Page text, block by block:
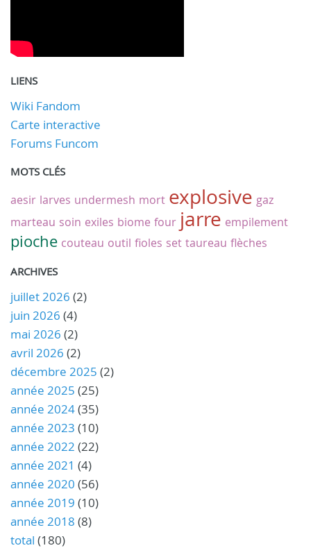
LIENS
Wiki Fandom
Carte interactive
Forums Funcom
MOTS CLÉS
aesir larves undermesh mort explosive gaz
marteau soin exiles biome four jarre empilement
pioche couteau outil fioles set taureau flèches
ARCHIVES
juillet 2026 (2)
juin 2026 (4)
mai 2026 (2)
avril 2026 (2)
décembre 2025 (2)
année 2025 (25)
année 2024(35)
année 2023 (10)
année 2022 (22)
année 2021 (4)
année 2020 (56)
année 2019 (10)
année 2018 (8)
total (180)